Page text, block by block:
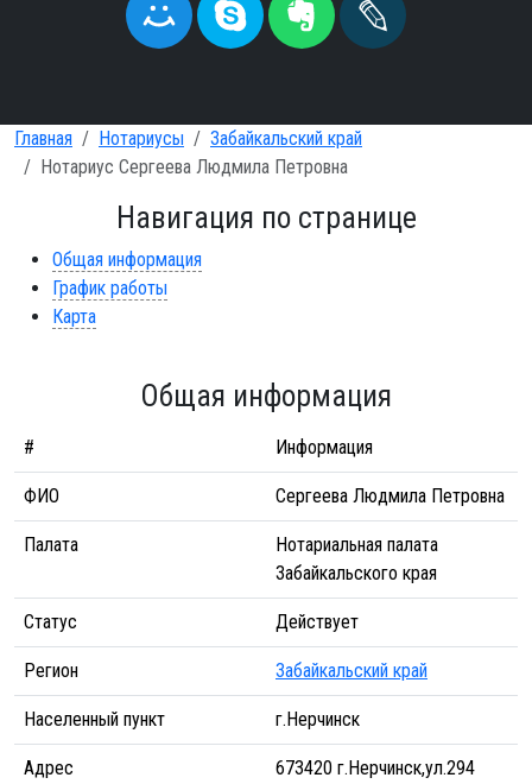
Главная Нотариусы
Забайкальский край
Нотариус Сергеева Людмила Петровна
Навигация по странице
Общая информация
График работы
Карта
Общая информация
# Информация
ФИО Сергеева Людмила Петровна
Палата
Нотариальная палата
Забайкальского края
Статус Действует
Регион Забайкальский край
Населенный пункт г.Нерчинск
Адрес
673420 г.Нерчинск,ул.294